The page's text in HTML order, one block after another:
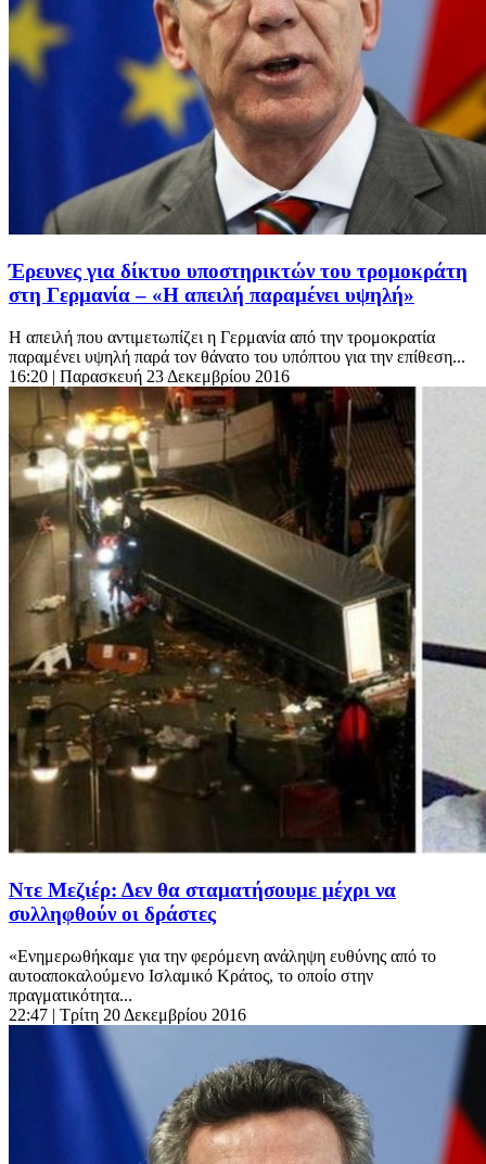
Έρευνες για δίκτυο υποστηρικτών του τρομοκράτη
στη Γερμανία – «Η απειλή παραμένει υψηλή»
Η απειλή που αντιμετωπίζει η Γερμανία από την τρομοκρατία
παραμένει υψηλή παρά τον θάνατο του υπόπτου για την επίθεση...
16:20 | Παρασκευή 23 Δεκεμβρίου 2016
Ντε Μεζιέρ: Δεν θα σταματήσουμε μέχρι να
συλληφθούν οι δράστες
«Ενημερωθήκαμε για την φερόμενη ανάληψη ευθύνης από το
αυτοαποκαλούμενο Ισλαμικό Κράτος, το οποίο στην
πραγματικότητα...
22:47 | Τρίτη 20 Δεκεμβρίου 2016